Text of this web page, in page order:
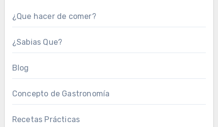
¿Que hacer de comer?
¿Sabias Que?
Blog
Concepto de Gastronomía
Recetas Prácticas